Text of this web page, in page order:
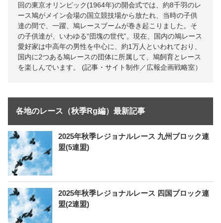
回の東京オリンピック(1964年)の開会式では、約8千羽のレ
ース鳩がメイン会場の国立競技場から放たれ、当時の子供
達の間で、一躍、鳩レースブームが巻き起こりました。そ
の子供達が、いわゆる“団塊の世代”。現在、国内の鳩レース
愛好家は中高年の男性を中心に、約1万人といわれており、
国内に2つある鳩レースの団体に所属して、鳩飼育とレース
を楽しんでいます。 (記事・サイト制作／広報企画戦略室）
各地のレース（秋季Rg編）最新記事
2025年秋季レジョナルレース 九州ブロック連
盟(5連盟)
2025年秋季レジョナルレース 四国ブロック連
盟(2連盟)